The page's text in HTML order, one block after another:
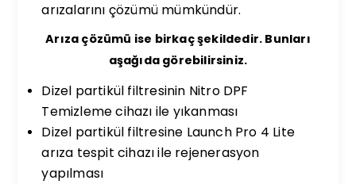
arızalarını çözümü mümkündür.
Arıza çözümü ise birkaç şekildedir. Bunları
aşağıda görebilirsiniz.
Dizel partikül filtresinin Nitro DPF
Temizleme cihazı ile yıkanması
Dizel partikül filtresine Launch Pro 4 Lite
arıza tespit cihazı ile rejenerasyon
yapılması